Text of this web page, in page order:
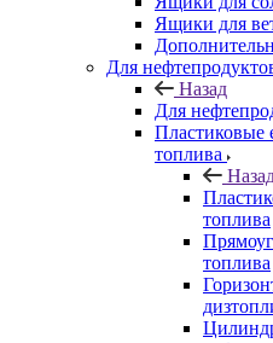
Ящики для
Для
Назад
Для
Пластиковые
топлива
топлива
топлива